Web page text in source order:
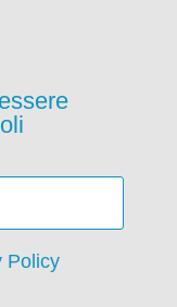
Policy